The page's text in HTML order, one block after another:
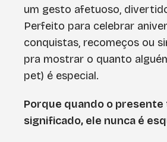
um gesto afetuoso,
Perfeito para celebrar
conquistas, recomeços ou
pra mostrar o quanto
pet) é especial.
Porque quando o presente
significado, ele nunca é